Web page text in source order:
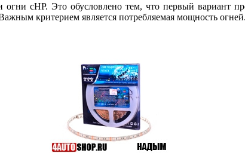
сHP. Это обусловлено тем, что первый вариант
критерием является потребляемая мощность огней.